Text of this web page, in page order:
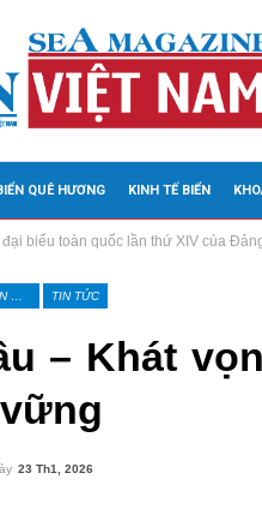
QUÊ HƯƠNG KINH TẾ BIỂN
biểu toàn quốc lần thứ XIV của
TIN TỨC
– Khát
23 Th1, 2026